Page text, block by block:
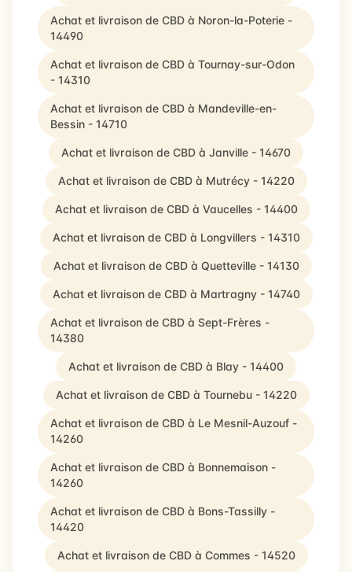
Achat et livraison de CBD à Noron-la-Poterie -
14490
Achat et livraison de CBD à Tournay-sur-Odon
- 14310
Achat et livraison de CBD à Mandeville-en-
Bessin - 14710
Achat et livraison de CBD à Janville - 14670
Achat et livraison de CBD à Mutrécy - 14220
Achat et livraison de CBD à Vaucelles - 14400
Achat et livraison de CBD à Longvillers - 14310
Achat et livraison de CBD à Quetteville - 14130
Achat et livraison de CBD à Martragny - 14740
Achat et livraison de CBD à Sept-Frères -
14380
Achat et livraison de CBD à Blay - 14400
Achat et livraison de CBD à Tournebu - 14220
Achat et livraison de CBD à Le Mesnil-Auzouf -
14260
Achat et livraison de CBD à Bonnemaison -
14260
Achat et livraison de CBD à Bons-Tassilly -
14420
Achat et livraison de CBD à Commes - 14520